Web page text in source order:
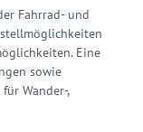
Fahrrad- und
Eine
sowie
Wander-,